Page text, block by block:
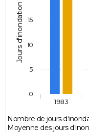
Jours d'inondation
Nombre de jours
Moyenne des jours
1983
0
5
10
15